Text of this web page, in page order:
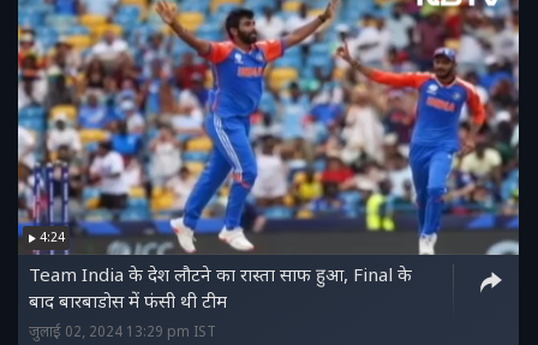
4:24
Team India के देश लौटने का रास्ता साफ हुआ, Final के
बाद बारबाडोस में फंसी थी टीम
जुलाई 02, 2024 13:29 pm IST